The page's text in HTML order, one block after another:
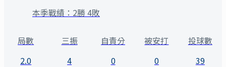
本季戰績： 2勝 4敗
局數
2.0
三振
4
自責分
0
被安打
0
投球數
39